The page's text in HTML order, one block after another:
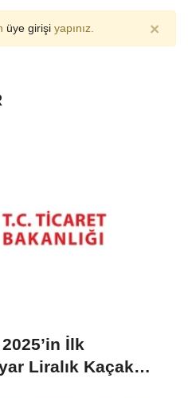
üye girişi yapınız. ×
İlk
Liralık Kaçak